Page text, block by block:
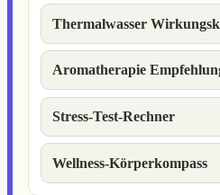
Thermalwasser
Aromatherapie
Stress-Test-Rechner
Wellness-Körperkompass